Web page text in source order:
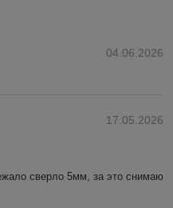
04.06.2026
17.05.2026
сверло 5мм, за это снимаю